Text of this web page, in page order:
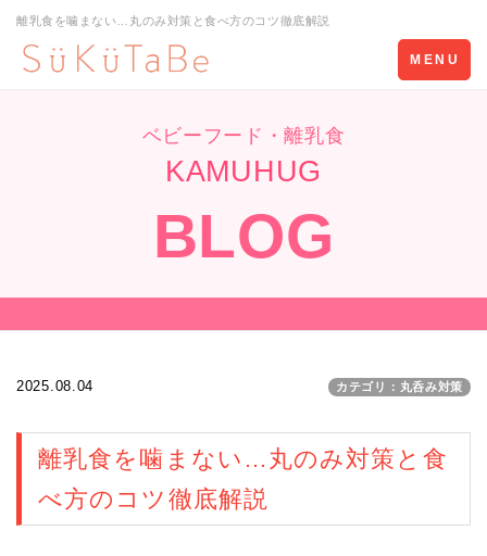
離乳食を噛まない…丸のみ対策と食べ方のコツ徹底解説
Toggle
navigation
MENU
ベビーフード・離乳食
KAMUHUG
BLOG
2025.08.04 カテゴリ：丸呑み対策
離乳食を噛まない…丸のみ対策と食
べ方のコツ徹底解説